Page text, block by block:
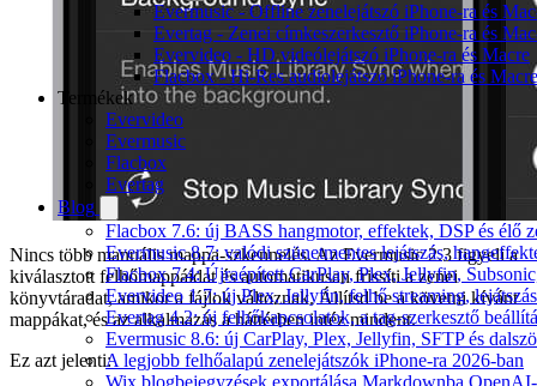
Evermusic - Offline zenelejátszó iPhone-ra és
Evertag - Zenei címkeszerkesztő iPhone-ra és
Evervideo - HD videólejátszó iPhone-ra és Macre
Flacbox - Hi-Res audiolejátszó iPhone-ra és Macre
Termékek
Evervideo
Evermusic
Flacbox
Evertag
Blog
Flacbox 7.6: új BASS hangmotor, effektek, DSP és élő
Evermusic 8.7: valódi szünetmentes lejátszás,
Flacbox 7.4: Újraépített CarPlay, Plex, Jellyfin,
Evervideo 1.7: új Plex, Jellyfin, felhő streaming,
Evertag 4.2: új felhőkapcsolatok, a tag-szerkesztő
Evermusic 8.6: új CarPlay, Plex, Jellyfin, SFTP és
A legjobb felhőalapú zenelejátszók iPhone-ra 2026-ban
Wix blogbejegyzések exportálása Markdownba
Nincs több manuális mappa-szkennelés. Az Evermusic 2.3 figyeli a
kiválasztott felhőmappáidat és automatikusan frissíti a zenei
könyvtáradat, amikor a fájlok változnak. Állítsd be a követni kívánt
mappákat, és az alkalmazás a háttérben intéz mindent.
Ez azt jelenti: